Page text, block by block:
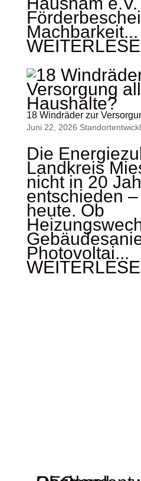
Machbarkeit...
18 Windräder zur
Juni 22, 2026
Die
Landkreis
nicht in 20
entschieden
heute. Ob
Photovoltai...